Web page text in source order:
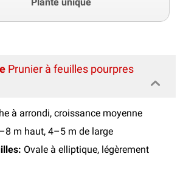
Prunier à feuilles pourpres
à arrondi, croissance moyenne
m haut, 4–5 m de large
Ovale à elliptique, légèrement